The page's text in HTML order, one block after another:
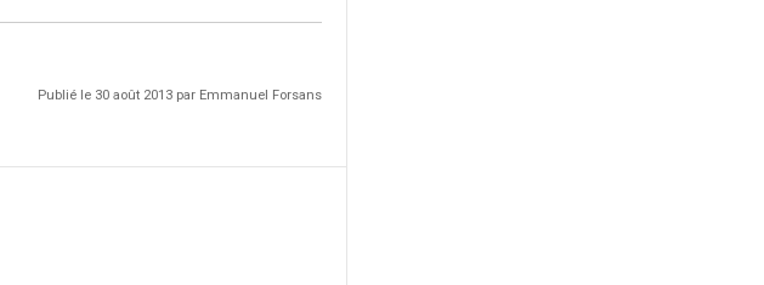
Publié le 30 août 2013 par Emmanuel Forsans